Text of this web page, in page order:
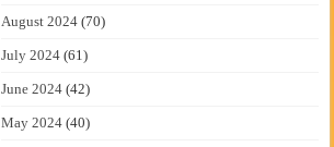
August 2024 (70)
July 2024 (61)
June 2024 (42)
May 2024 (40)